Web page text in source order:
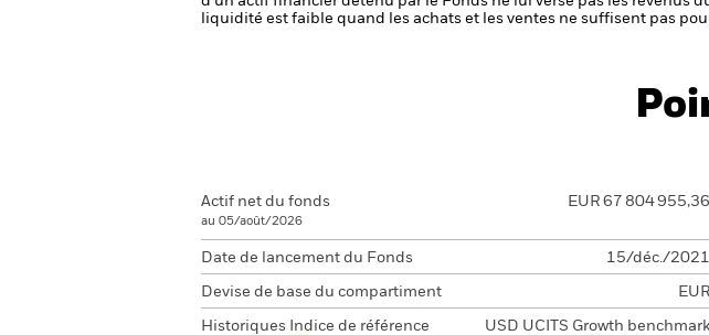
liquidité est faible quand les achats et les ventes ne suffisent pas
Actif net du fonds
au 05/août/2026
EUR 67 804 955,36
Date de lancement du Fonds 15/déc./2021
Devise de base du compartiment EUR
Historiques Indice de référence
USD UCITS Growth benchmark